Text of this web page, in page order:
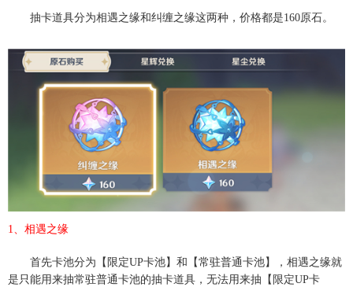
抽卡道具分为相遇之缘和纠缠之缘这两种，价格都是160原石。
1、相遇之缘
首先卡池分为【限定UP卡池】和【常驻普通卡池】，相遇之缘就
是只能用来抽常驻普通卡池的抽卡道具，无法用来抽【限定UP卡